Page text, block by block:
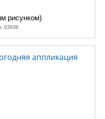
рисунком)
03936